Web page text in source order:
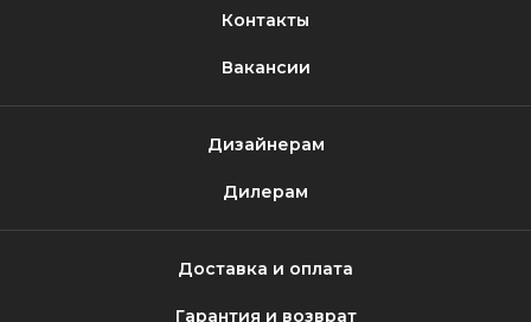
Контакты
Вакансии
Дизайнерам
Дилерам
Доставка и оплата
Гарантия и возврат